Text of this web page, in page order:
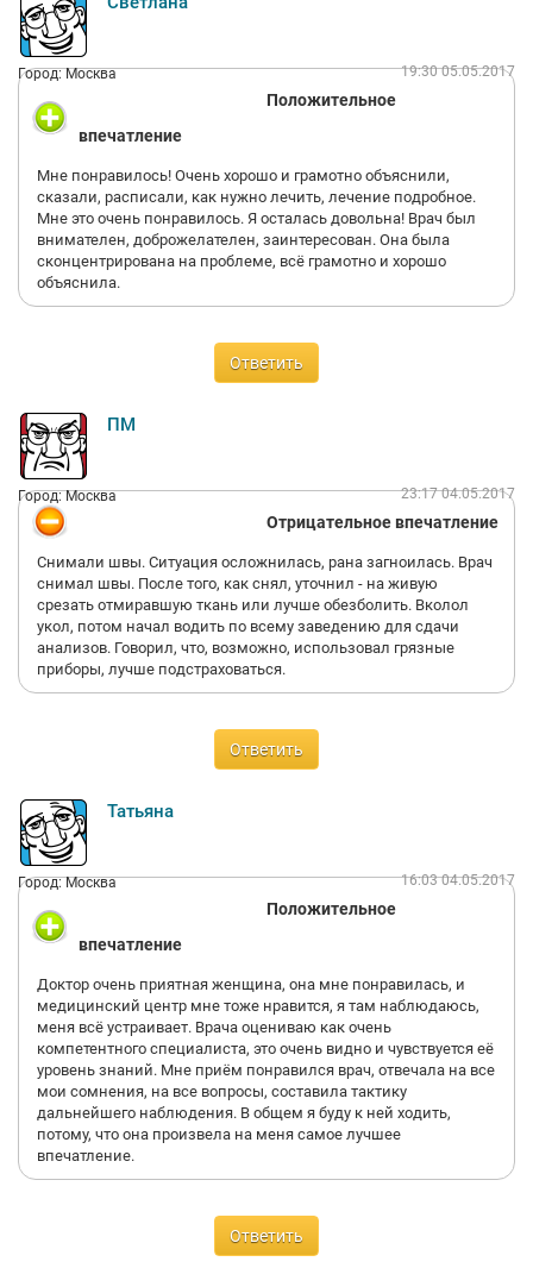
Город: Москва 19:30 05.05.2017
Положительное
впечатление
Мне понравилось! Очень хорошо и грамотно объяснили,
сказали, расписали, как нужно лечить, лечение подробное.
Мне это очень понравилось. Я осталась довольна! Врач был
внимателен, доброжелателен, заинтересован. Она была
сконцентрирована на проблеме, всё грамотно и хорошо
объяснила.
Ответить
ПМ
Город: Москва 23:17 04.05.2017
Отрицательное впечатление
Снимали швы. Ситуация осложнилась, рана загноилась. Врач
снимал швы. После того, как снял, уточнил - на живую
срезать отмиравшую ткань или лучше обезболить. Вколол
укол, потом начал водить по всему заведению для сдачи
анализов. Говорил, что, возможно, использовал грязные
приборы, лучше подстраховаться.
Ответить
Татьяна
Город: Москва 16:03 04.05.2017
Положительное
впечатление
Доктор очень приятная женщина, она мне понравилась, и
медицинский центр мне тоже нравится, я там наблюдаюсь,
меня всё устраивает. Врача оцениваю как очень
компетентного специалиста, это очень видно и чувствуется её
уровень знаний. Мне приём понравился врач, отвечала на все
мои сомнения, на все вопросы, составила тактику
дальнейшего наблюдения. В общем я буду к ней ходить,
потому, что она произвела на меня самое лучшее
впечатление.
Ответить